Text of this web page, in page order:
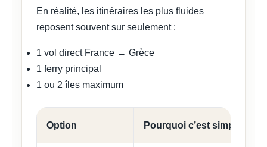
En réalité, les itinéraires les plus fluides
reposent souvent sur seulement :
1 vol direct France → Grèce
1 ferry principal
1 ou 2 îles maximum
Option Pourquoi c’est simple